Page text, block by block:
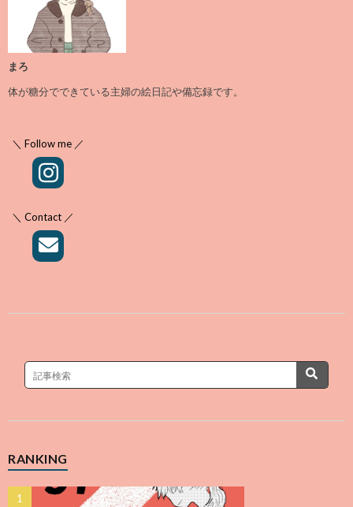
まろ
体が糖分でできている主婦の絵日記や備忘録です。
＼ Follow me ／
＼ Contact ／
RANKING